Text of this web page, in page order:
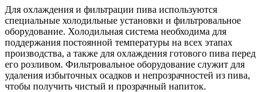
Для охлаждения и фильтрации пива используются
специальные холодильные установки и фильтровальное
оборудование. Холодильная система необходима для
поддержания постоянной температуры на всех этапах
производства, а также для охлаждения готового пива перед
его розливом. Фильтровальное оборудование служит для
удаления избыточных осадков и непрозрачностей из пива,
чтобы получить чистый и прозрачный напиток.